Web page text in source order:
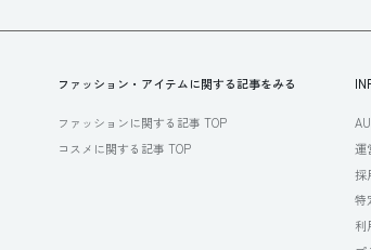
ファッション・アイテムに関する記事をみる
ファッションに関する記事 TOP
コスメに関する記事 TOP
運
採
特
利